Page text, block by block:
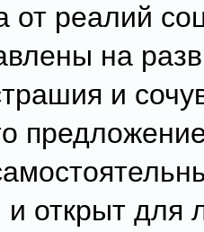
от реалий
на
и
и открыт для